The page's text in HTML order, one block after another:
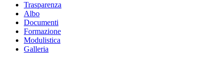
Trasparenza
Albo
Documenti
Formazione
Modulistica
Galleria